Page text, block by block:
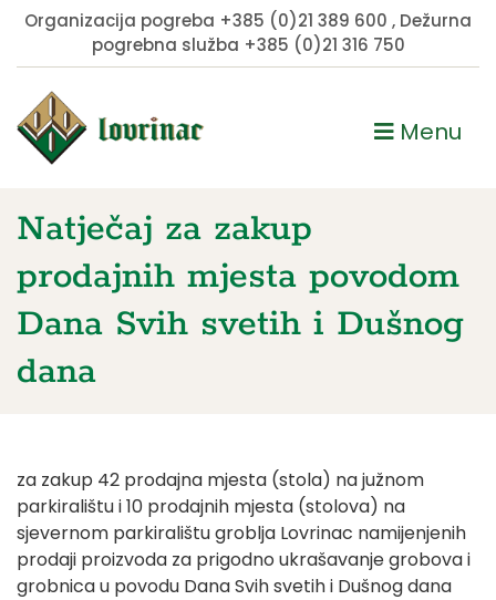
Organizacija pogreba +385 (0)21 389 600 , Dežurna
pogrebna služba +385 (0)21 316 750
Menu
Natječaj za zakup
prodajnih mjesta povodom
Dana Svih svetih i Dušnog
dana
za zakup 42 prodajna mjesta (stola) na južnom
parkiralištu i 10 prodajnih mjesta (stolova) na
sjevernom parkiralištu groblja Lovrinac namijenjenih
prodaji proizvoda za prigodno ukrašavanje grobova i
grobnica u povodu Dana Svih svetih i Dušnog dana